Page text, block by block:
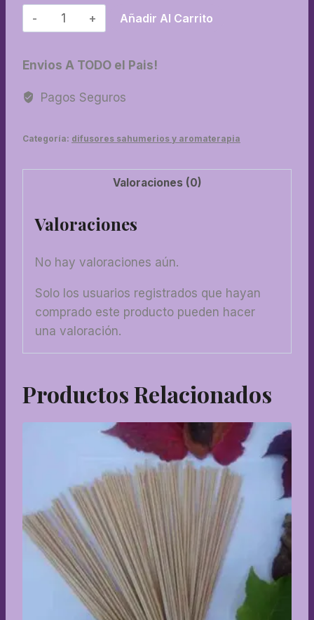
35-
Resina
cantidad
Añadir Al Carrito
Envios A TODO el Pais!
Pagos Seguros
Categoría: difusores sahumerios y aromaterapia
Valoraciones (0)
Valoraciones
No hay valoraciones aún.
Solo los usuarios registrados que hayan
comprado este producto pueden hacer
una valoración.
Productos Relacionados